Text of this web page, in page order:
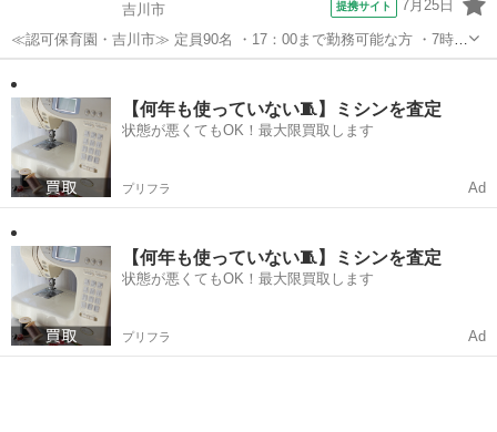
吉川市
提携サイト 7月25日
≪認可保育園・吉川市≫ 定員90名 ・17：00まで勤務可能な方 ・7時間
以上 ・平日のみ可能(月～金) ・週3日以上 ・ マイカー通勤可能 ・最寄
り駅は(吉川美南駅) ＊派遣でも『退職金』あり ＼おすすめポイント／
◆...
【何年も使っていない🧵】ミシンを査定
状態が悪くてもOK！最大限買取します
プリフラ Ad
【何年も使っていない🧵】ミシンを査定
状態が悪くてもOK！最大限買取します
プリフラ Ad